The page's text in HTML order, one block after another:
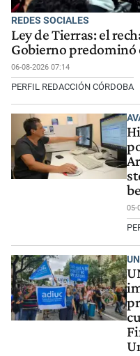
REDES SOCIALES
Ley de Tierras: el
Gobierno predominó
06-08-2026 07:14
PERFIL REDACCIÓN CÓRDOBA
05-